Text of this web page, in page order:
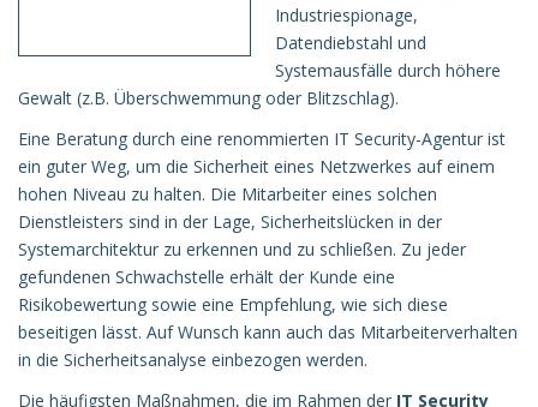
Industriespionage,
Datendiebstahl und
Systemausfälle durch höhere
Gewalt (z.B. Überschwemmung oder Blitzschlag).
Eine Beratung durch eine renommierten IT Security-Agentur ist
ein guter Weg, um die Sicherheit eines Netzwerkes auf einem
hohen Niveau zu halten. Die Mitarbeiter eines solchen
Dienstleisters sind in der Lage, Sicherheitslücken in der
Systemarchitektur zu erkennen und zu schließen. Zu jeder
gefundenen Schwachstelle erhält der Kunde eine
Risikobewertung sowie eine Empfehlung, wie sich diese
beseitigen lässt. Auf Wunsch kann auch das Mitarbeiterverhalten
in die Sicherheitsanalyse einbezogen werden.
Die häufigsten Maßnahmen, die im Rahmen der IT Security